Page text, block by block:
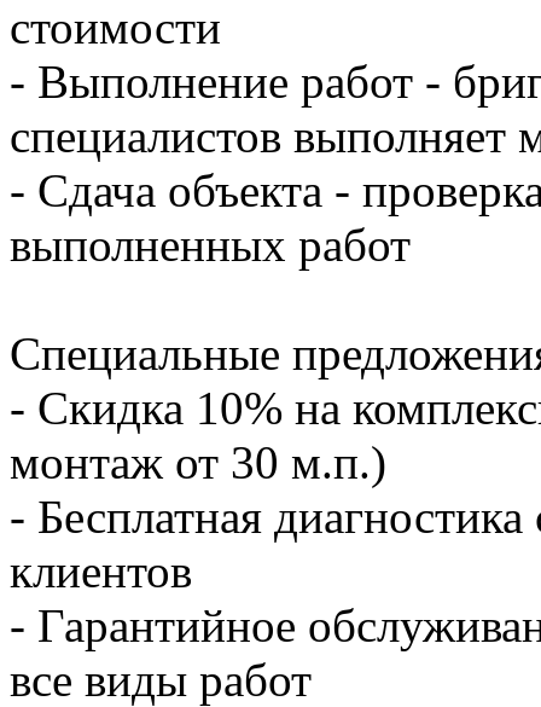
стоимости
- Выполнение работ -
специалистов выполняет
- Сдача объекта -
выполненных работ
Специальные
- Скидка 10% на
монтаж от 30 м.п.)
- Бесплатная
клиентов
- Гарантийное
все виды работ